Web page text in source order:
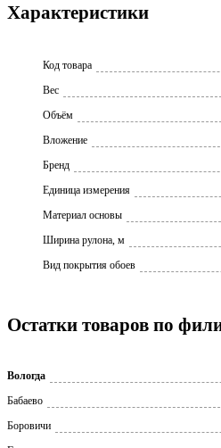
Характеристики
Код товара
Вес
Объём
Вложение
Бренд
Единица измерения
Материал основы
Ширина рулона, м
Вид покрытия обоев
Остатки товаров по
Вологда
Бабаево
Боровичи